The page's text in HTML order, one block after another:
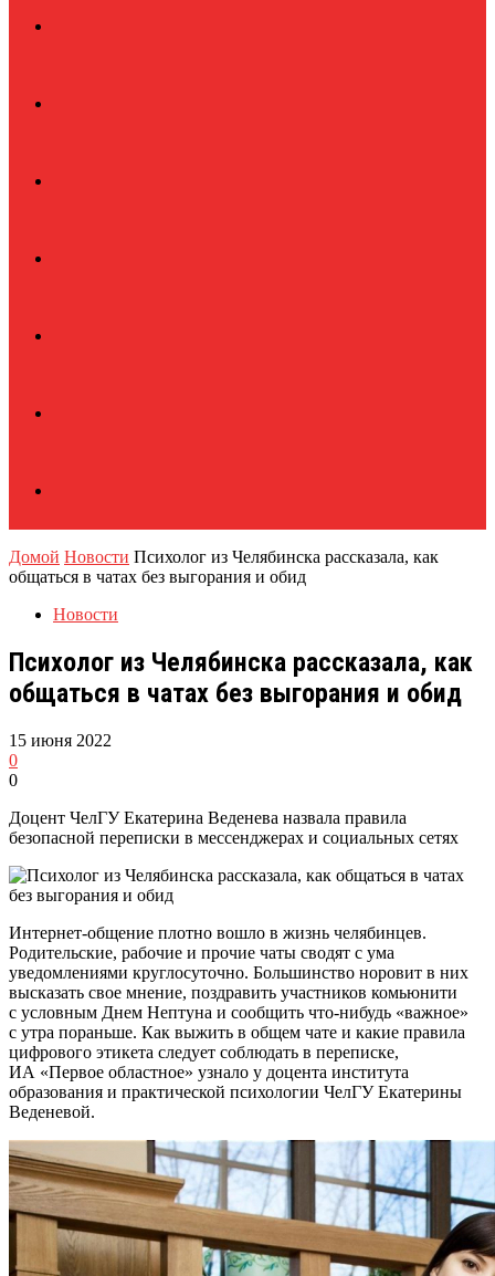
Домой Новости Психолог из Челябинска рассказала, как
общаться в чатах без выгорания и обид
Новости
Психолог из Челябинска рассказала, как
общаться в чатах без выгорания и обид
15 июня 2022
0
0
Доцент ЧелГУ Екатерина Веденева назвала правила
безопасной переписки в мессенджерах и социальных сетях
Интернет-общение плотно вошло в жизнь челябинцев.
Родительские, рабочие и прочие чаты сводят с ума
уведомлениями круглосуточно. Большинство норовит в них
высказать свое мнение, поздравить участников комьюнити
с условным Днем Нептуна и сообщить что-нибудь «важное»
с утра пораньше. Как выжить в общем чате и какие правила
цифрового этикета следует соблюдать в переписке,
ИА «Первое областное» узнало у доцента института
образования и практической психологии ЧелГУ Екатерины
Веденевой.